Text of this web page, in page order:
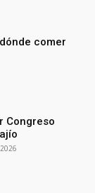
comer
Congreso